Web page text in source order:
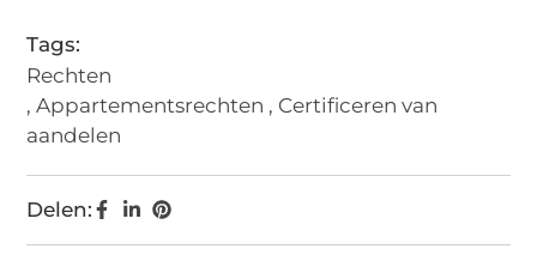
Tags:
Rechten
,Appartementsrechten , Certificeren van
aandelen
Delen: